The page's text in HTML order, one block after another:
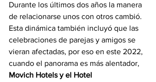
Durante los últimos dos años la manera
de relacionarse unos con otros cambió.
Esta dinámica también incluyó que las
celebraciones de parejas y amigos se
vieran afectadas, por eso en este 2022,
cuando el panorama es más alentador,
Movich Hotels y el Hotel